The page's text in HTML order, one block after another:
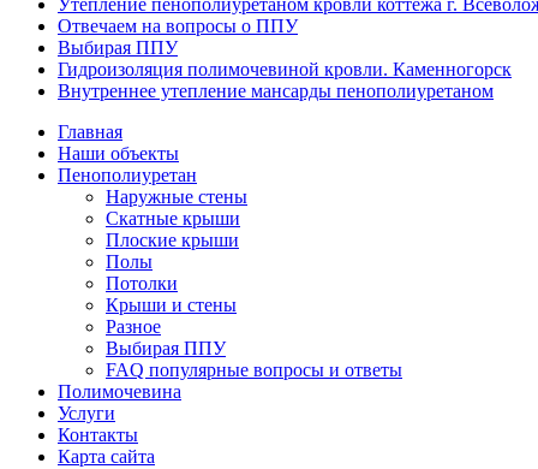
Утепление пенополиуретаном кровли коттежа г.
Отвечаем на вопросы о ППУ
Выбирая ППУ
Гидроизоляция полимочевиной кровли. Каменногорск
Внутреннее утепление мансарды пенополиуретаном
Главная
Наши объекты
Пенополиуретан
Наружные стены
Скатные крыши
Плоские крыши
Полы
Потолки
Крыши и стены
Разное
Выбирая ППУ
FAQ популярные вопросы и ответы
Полимочевина
Услуги
Контакты
Карта сайта